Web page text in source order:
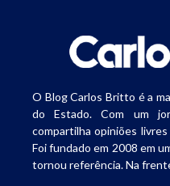
O Blog Carlos Britto é a
do Estado. Com um
compartilha opiniões
Foi fundado em 2008 em
tornou referência. Na